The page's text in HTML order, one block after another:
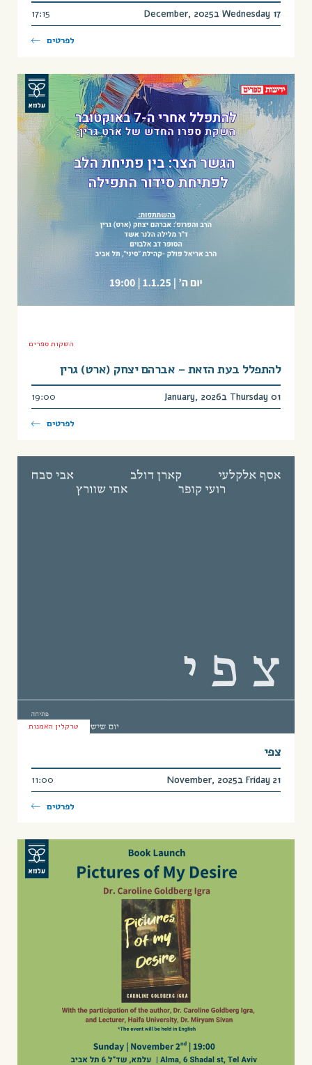
Wednesday 17 בDecember, 2025 17:15
לפרטים
השקות ספרים
להתפלל בעת הזאת – אברהם יצחק (ארט) גרין
Thursday 01 בJanuary, 2026 19:00
לפרטים
טרקלין האמנות
צפי
Friday 21 בNovember, 2025 11:00
לפרטים